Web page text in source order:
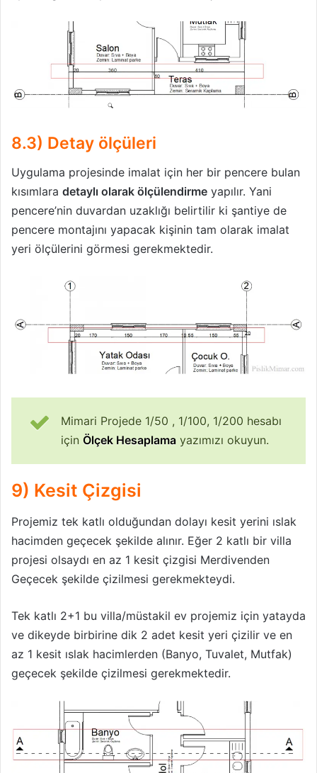
8.3) Detay ölçüleri
Uygulama projesinde imalat için her bir pencere bulan
kısımlara detaylı olarak ölçülendirme yapılır. Yani
pencere’nin duvardan uzaklığı belirtilir ki şantiye de
pencere montajını yapacak kişinin tam olarak imalat
yeri ölçülerini görmesi gerekmektedir.
Mimari Projede 1/50 , 1/100, 1/200 hesabı
için Ölçek Hesaplama yazımızı okuyun.
9) Kesit Çizgisi
Projemiz tek katlı olduğundan dolayı kesit yerini ıslak
hacimden geçecek şekilde alınır. Eğer 2 katlı bir villa
projesi olsaydı en az 1 kesit çizgisi Merdivenden
Geçecek şekilde çizilmesi gerekmekteydi.
Tek katlı 2+1 bu villa/müstakil ev projemiz için yatayda
ve dikeyde birbirine dik 2 adet kesit yeri çizilir ve en
az 1 kesit ıslak hacimlerden (Banyo, Tuvalet, Mutfak)
geçecek şekilde çizilmesi gerekmektedir.